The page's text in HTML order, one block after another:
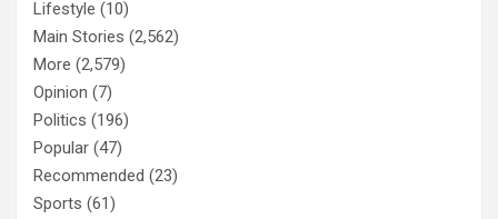
Lifestyle (10)
Main Stories (2,562)
More (2,579)
Opinion (7)
Politics (196)
Popular (47)
Recommended (23)
Sports (61)